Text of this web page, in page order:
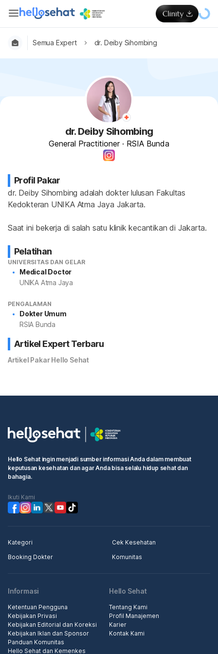
Semua Expert dr. Deiby Sihombing
dr. Deiby Sihombing
General Practitioner · RSIA Bunda
Profil Pakar
dr. Deiby Sihombing adalah dokter lulusan Fakultas
Kedokteran UNIKA Atma Jaya Jakarta.
Saat ini bekerja di salah satu klinik kecantikan di Jakarta.
Pelatihan
UNIVERSITAS DAN GELAR
Medical Doctor
UNIKA Atma Jaya
PENGALAMAN
Dokter Umum
RSIA Bunda
Artikel Expert Terbaru
Artikel Pakar Hello Sehat
Hello Sehat ingin menjadi sumber informasi Anda dalam membuat
keputusan kesehatan dan agar Anda bisa selalu hidup sehat dan
bahagia.
Ikuti Kami
Kategori
Cek Kesehatan
Booking Dokter
Komunitas
Informasi
Ketentuan Pengguna
Kebijakan Privasi
Kebijakan Editorial dan Koreksi
Kebijakan Iklan dan Sponsor
Panduan Komunitas
Hello Sehat dan Kemenkes
Hello Sehat
Tentang Kami
Profil Manajemen
Karier
Kontak Kami